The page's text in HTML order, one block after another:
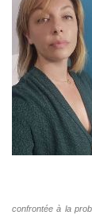
confrontée à la